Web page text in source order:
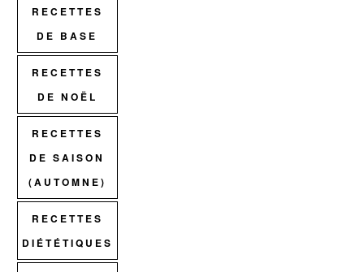
RECETTES
DE BASE
RECETTES
DE NOËL
RECETTES
DE SAISON
(AUTOMNE)
RECETTES
DIÉTÉTIQUES